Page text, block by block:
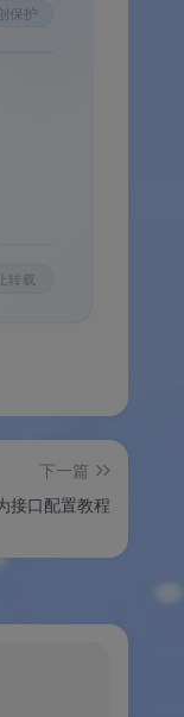
保护
转载
下一篇
接口配置教程